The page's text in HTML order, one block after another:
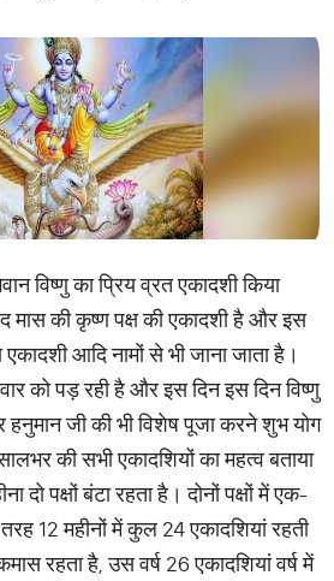
विष्णु का प्रिय व्रत एकादशी किया
मास की कृष्ण पक्ष की एकादशी है और इस
आदि नामों से भी जाना जाता है।
को पड़ रही है और इस दिन इस दिन विष्णु
जी की भी विशेष पूजा करने शुभ योग
की सभी एकादशियों का महत्व बताया
दो पक्षों बंटा रहता है। दोनों पक्षों में एक-
12 महीनों में कुल 24 एकादशियां रहती
रहता है, उस वर्ष 26 एकादशियां वर्ष में